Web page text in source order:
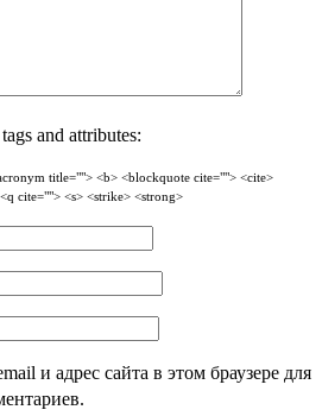
tags and attributes:
title=""> <b> <blockquote cite=""> <cite>
cite=""> <s> <strike> <strong>
и адрес сайта в этом браузере для